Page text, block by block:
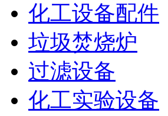
化工设备配件
垃圾焚烧炉
过滤设备
化工实验设备